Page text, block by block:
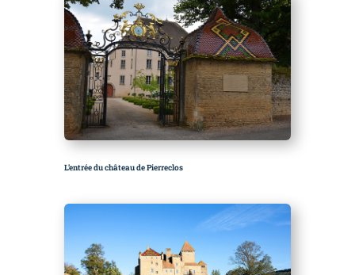
L’entrée du château de Pierreclos